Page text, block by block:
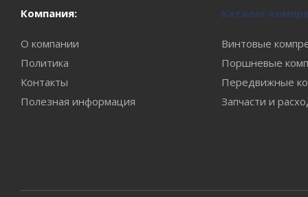
Компания:
О компании
Политика
Контакты
Полезная информация
Каталог
Винтовые
Поршневые
Передвижные
Запчасти и